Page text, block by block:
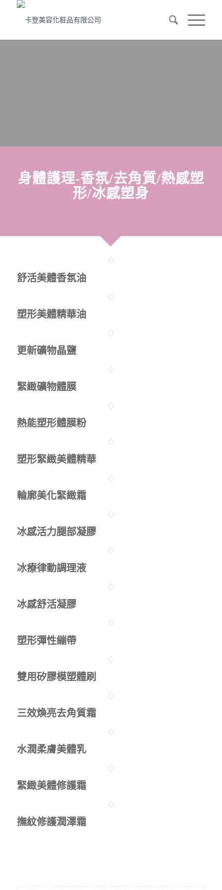
身體護理-香氛/去角質/熱感塑
形/冰感塑身
舒活美體香氛油
塑形美體精華油
更新礦物晶鹽
緊緻礦物體膜
熱能塑形體膜粉
塑形緊緻美體精華
輪廓美化緊緻霜
冰感活力腿部凝膠
冰療律動調理液
冰感舒活凝膠
塑形彈性繃帶
雙用矽膠模塑體刷
三效煥亮去角質霜
水潤柔膚美體乳
緊緻美體修護霜
撫紋修護潤澤霜